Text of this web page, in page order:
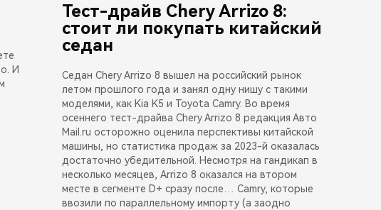
И
Тест-драйв Chery Arrizo 8:
стоит ли покупать китайский
седан
Седан Chery Arrizo 8 вышел на российский рынок
летом прошлого года и занял одну нишу с такими
моделями, как Kia K5 и Toyota Camry. Во время
осеннего тест-драйва Chery Arrizo 8 редакция Авто
Mail.ru осторожно оценила перспективы китайской
машины, но статистика продаж за 2023-й оказалась
достаточно убедительной. Несмотря на гандикап в
несколько месяцев, Arrizo 8 оказался на втором
месте в сегменте D+ сразу после… Camry, которые
ввозили по параллельному импорту (а заодно